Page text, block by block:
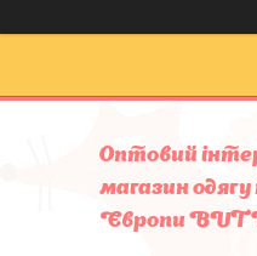
Оптовий
магазин одягу
Європи